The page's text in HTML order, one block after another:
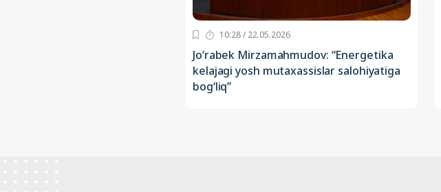
10:28 / 22.05.2026
Jo‘rabek Mirzamahmudov: “Energetika
kelajagi yosh mutaxassislar salohiyatiga
bog‘liq”